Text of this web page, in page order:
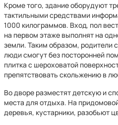
Кроме того, здание оборудуют
тактильными средствами
1000 килограммов. Вход, пол
на первом этаже выполнят на
земли. Таким образом, родители
люди смогут без посторонней
плитка с шероховатой
препятствовать скольжению в
Во дворе разместят детскую и
места для отдыха. На
деревья, кустарники, разобьют